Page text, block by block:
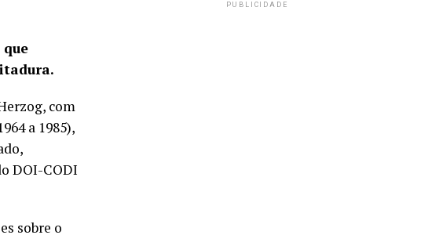
com
a 1985),
DOI-CODI
sobre o
PUBLICIDADE